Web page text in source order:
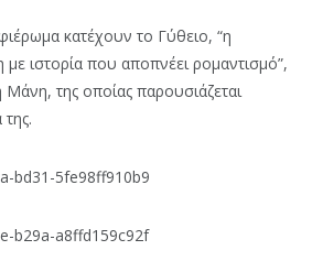
κατέχουν το Γύθειο, “η
με ιστορία που αποπνέει ρομαντισμό”,
της οποίας παρουσιάζεται